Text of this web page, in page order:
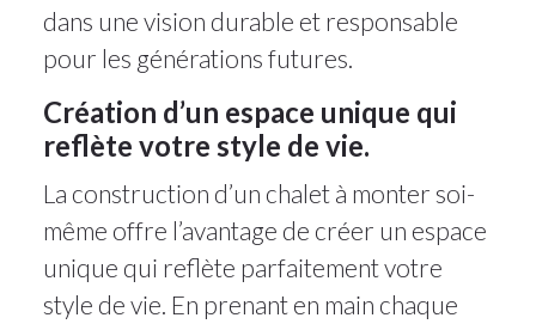
dans une vision durable et responsable
pour les générations futures.
Création d’un espace unique qui
reflète votre style de vie.
La construction d’un chalet à monter soi-
même offre l’avantage de créer un espace
unique qui reflète parfaitement votre
style de vie. En prenant en main chaque